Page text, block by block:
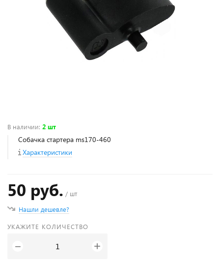
В наличии: 2 шт
Собачка стартера ms170-460
Характеристики
50 руб. / шт
Нашли дешевле?
УКАЖИТЕ КОЛИЧЕСТВО
− +